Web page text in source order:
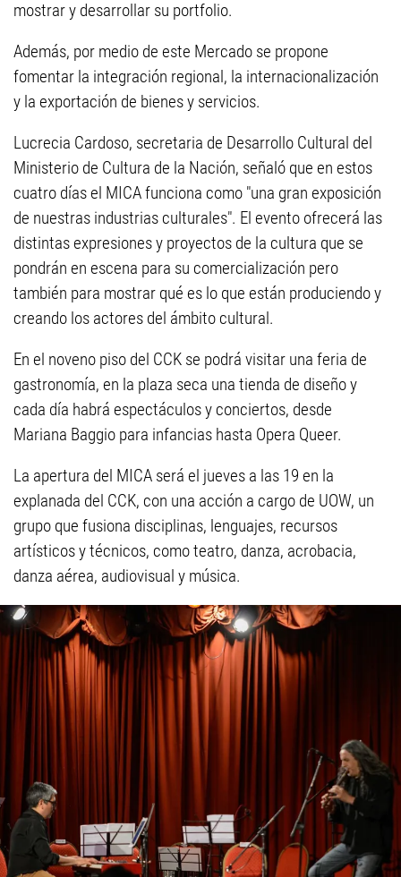
mostrar y desarrollar su portfolio.
Además, por medio de este Mercado se propone
fomentar la integración regional, la internacionalización
y la exportación de bienes y servicios.
Lucrecia Cardoso, secretaria de Desarrollo Cultural del
Ministerio de Cultura de la Nación, señaló que en estos
cuatro días el MICA funciona como "una gran exposición
de nuestras industrias culturales". El evento ofrecerá las
distintas expresiones y proyectos de la cultura que se
pondrán en escena para su comercialización pero
también para mostrar qué es lo que están produciendo y
creando los actores del ámbito cultural.
En el noveno piso del CCK se podrá visitar una feria de
gastronomía, en la plaza seca una tienda de diseño y
cada día habrá espectáculos y conciertos, desde
Mariana Baggio para infancias hasta Opera Queer.
La apertura del MICA será el jueves a las 19 en la
explanada del CCK, con una acción a cargo de UOW, un
grupo que fusiona disciplinas, lenguajes, recursos
artísticos y técnicos, como teatro, danza, acrobacia,
danza aérea, audiovisual y música.